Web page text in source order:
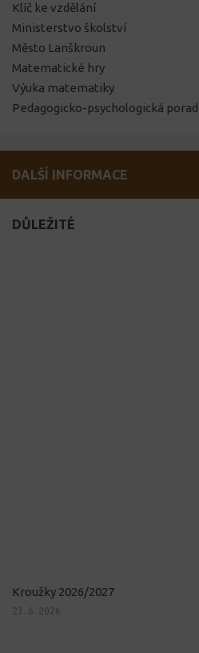
Klíč ke vzdělání
Ministerstvo školství
Město Lanškroun
Matematické hry
Výuka matematiky
Pedagogicko-psychologická
DALŠÍ INFORMACE
DŮLEŽITÉ
Kroužky 2026/2027
23. 6. 2026